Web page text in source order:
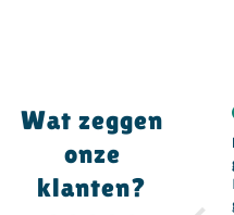
Wat zeggen
onze
klanten?